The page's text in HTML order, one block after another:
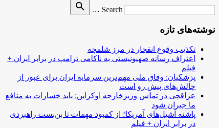
Search …
search
نوشته‌های تازه
تکذیب وقوع انفجار در مرز شلمچه
اعتراف رسانه صهیونیستی به ناکامی ترامپ در برابر ایران +
فیلم
پزشکیان: وفاق ملی مهم‌ترین سرمایه ایران برای عبور از
چالش‌های پیش رو است
عراقچی در تماس وزیرخارجه اوکراین: باید خسارات به منافع
ما جبران شود
پاشنه آشیل‌های آمریکا؛ از کمبود مهمات تا بن‌بست راهبردی
در برابر ایران + فیلم